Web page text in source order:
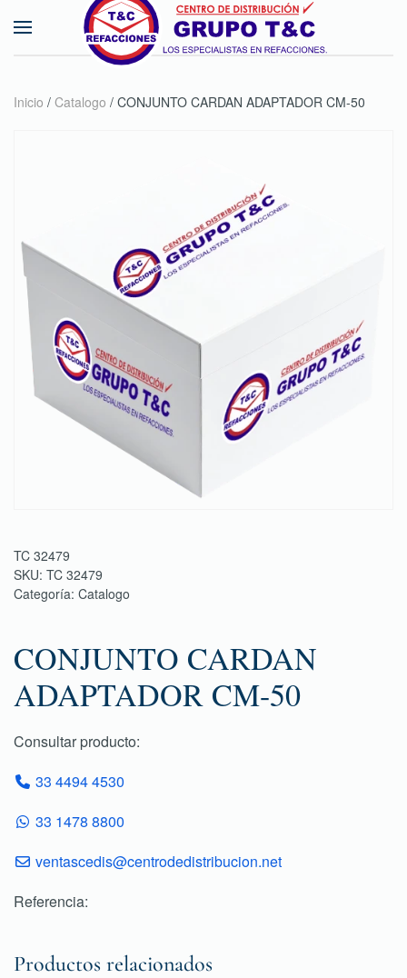
Skip to main content
Inicio / Catalogo / CONJUNTO CARDAN ADAPTADOR CM-50
TC 32479
SKU: TC 32479
Categoría: Catalogo
CONJUNTO CARDAN
ADAPTADOR CM-50
Consultar producto:
33 4494 4530
33 1478 8800
ventascedis@centrodedistribucion.net
Referencia:
Productos relacionados